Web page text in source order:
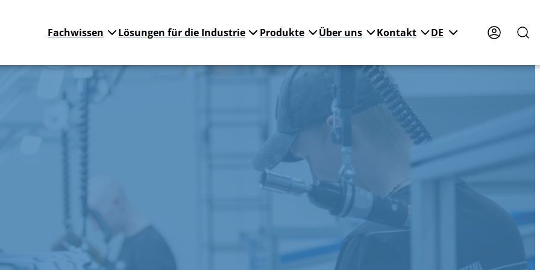
Fachwissen Lösungen für die Industrie Produkte Über uns Kontakt DE